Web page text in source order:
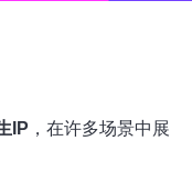
IP ，在许多场景中展